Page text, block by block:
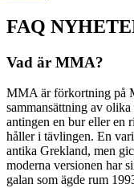
FAQ
Vad är MMA?
MMA är förkortning på
sammansättning av
antingen en bur eller en
håller i tävlingen. En
antika Grekland, men
moderna versionen har
galan som ägde rum